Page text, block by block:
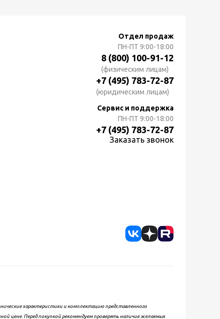
Отдел продаж
ПН-ПТ 9:00-18:00
8 (800) 100-91-12
(физическим лицам)
+7 (495) 783-72-87
(юридическим лицам)
Сервис и поддержка
ПН-ПТ 9:00-18:00
+7 (495) 783-72-87
Заказать звонок
характеристики и комплектацию представленного
цене. Перед покупкой рекомендуем проверять наличие желаемых